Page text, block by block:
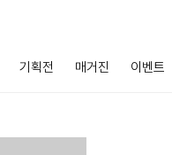
기획전 매거진 이벤트